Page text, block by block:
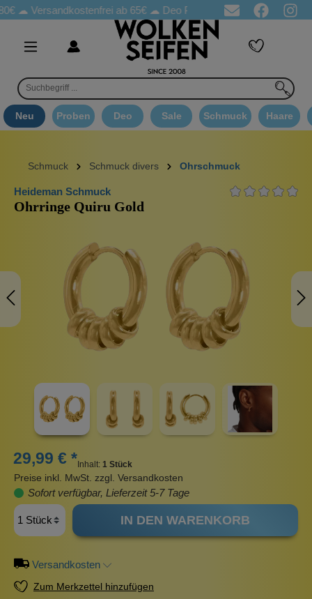
☁Versandkostenfrei ab 65€☁ Deo Proben in jeder Bestellung
Neu Proben Deo Sale Schmuck Haare
Schmuck Schmuck divers Ohrschmuck
Heideman Schmuck
Ohrringe Quiru Gold
29,99 € * Inhalt: 1 Stück
Preise inkl. MwSt. zzgl. Versandkosten
Sofort verfügbar, Lieferzeit 5-7 Tage
IN DEN WARENKORB
Versandkosten
Zum Merkzettel hinzufügen